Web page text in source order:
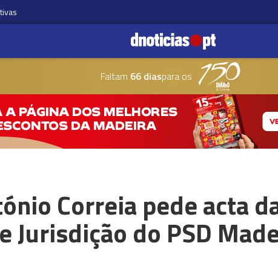
Faltam 66 diaspara os
Correia pede acta
Jurisdição do PSD